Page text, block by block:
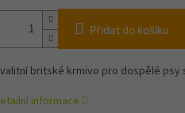
Přidat do košíku
britské krmivo pro dospělé psy
informace